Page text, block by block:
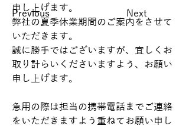
Previous Next
申し上げます。
弊社の夏季休業期間のご案内をさせて
いただきます。
誠に勝⼿ではございますが、宜しくお
取り計らいくださいますよう、お願い
申し上げます。
急⽤の際は担当の携帯電話までご連絡
をいただきますよう重ねてお願い申し